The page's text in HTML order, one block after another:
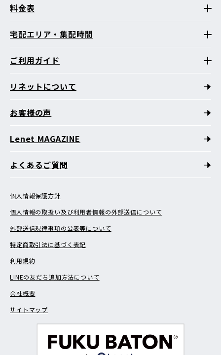
料金表
宅配エリア・集配時間
ご利用ガイド
リネットについて
お客様の声
Lenet MAGAZINE
よくあるご質問
個人情報保護方針
個人情報の取扱い及び利用者情報の外部送信について
外部送信規律事項の公表等について
特定商取引法に基づく表記
利用規約
LINEの友だち追加方法について
会社概要
サイトマップ